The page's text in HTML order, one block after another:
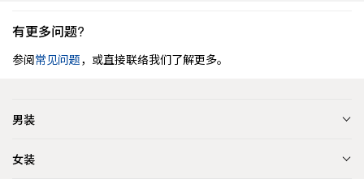
有更多问题?
参阅常见问题，或直接联络我们了解更多。
男装
女装